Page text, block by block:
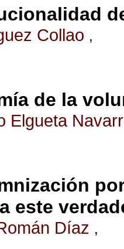
Collao ,
de la
Elgueta
este
Díaz ,